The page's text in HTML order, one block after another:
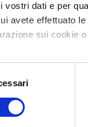
vostri dati e per
avete effettuato
sui cookie
vorremmo
Menu